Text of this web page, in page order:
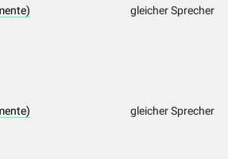
gleicher Sprecher
gleicher Sprecher